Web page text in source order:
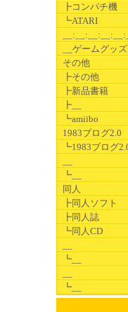
┣コンパチ機
┗ATARI
__ゲームグッズ
その他
┣その他
┣新品書籍
┣__
┗amiibo
1983ブログ2.0
┗1983ブログ
┗__
同人
┣同人ソフト
┣同人誌
┗同人CD
┗__
┗__